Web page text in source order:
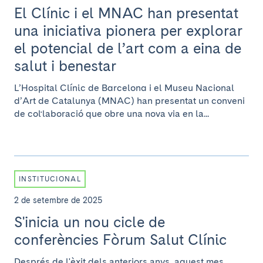
El Clínic i el MNAC han presentat
una iniciativa pionera per explorar
el potencial de l’art com a eina de
salut i benestar
L’Hospital Clínic de Barcelona i el Museu Nacional
d’Art de Catalunya (MNAC) han presentat un conveni
de col·laboració que obre una nova via en la...
INSTITUCIONAL
2 de setembre de 2025
S'inicia un nou cicle de
conferències Fòrum Salut Clínic